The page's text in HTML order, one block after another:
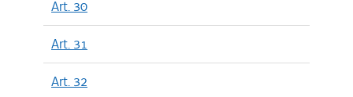
Art. 30
Art. 31
Art. 32